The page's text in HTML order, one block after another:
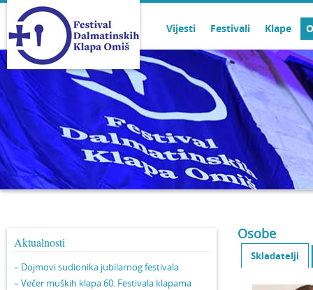
Vijesti Festivali Klape
Aktualnosti
– Dojmovi sudionika jubilarnog festivala
– Večer muških klapa 60. Festivala klapama
Osobe
Skladatelji